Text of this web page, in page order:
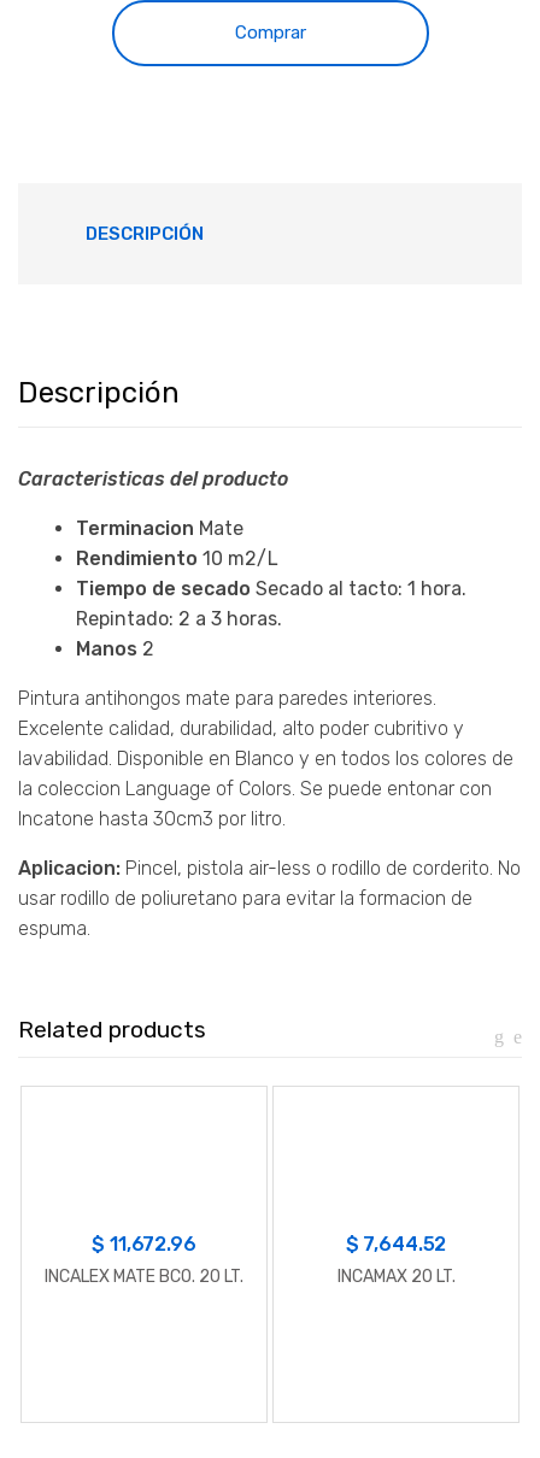
Comprar
DESCRIPCIÓN
Descripción
Caracteristicas del producto
Terminacion Mate
Rendimiento 10 m2/L
Tiempo de secado Secado al tacto: 1 hora.
Repintado: 2 a 3 horas.
Manos 2
Pintura antihongos mate para paredes interiores.
Excelente calidad, durabilidad, alto poder cubritivo y
lavabilidad. Disponible en Blanco y en todos los colores de
la coleccion Language of Colors. Se puede entonar con
Incatone hasta 30cm3 por litro.
Aplicacion: Pincel, pistola air-less o rodillo de corderito. No
usar rodillo de poliuretano para evitar la formacion de
espuma.
Related products
$11,672.96
INCALEX MATE BCO. 20 LT.
$ 7,644.52
INCAMAX 20 LT.